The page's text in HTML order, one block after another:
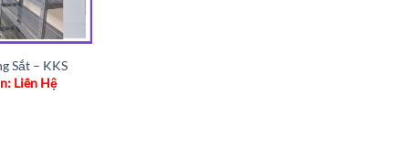
Sắt – KKS
Liên Hệ